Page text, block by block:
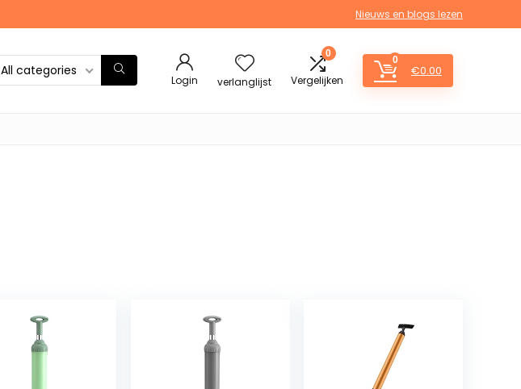
Nieuws en blogs lezen
All categories
Login verlanglijst
0
Vergelijken
0
€0.00